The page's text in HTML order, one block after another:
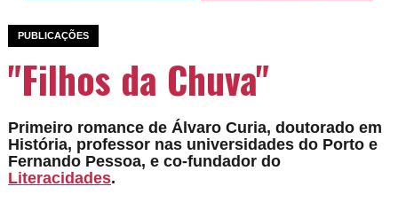
PUBLICAÇÕES
"Filhos da Chuva"
Primeiro romance de Álvaro Curia, doutorado em
História, professor nas universidades do Porto e
Fernando Pessoa, e co-fundador do
Literacidades.